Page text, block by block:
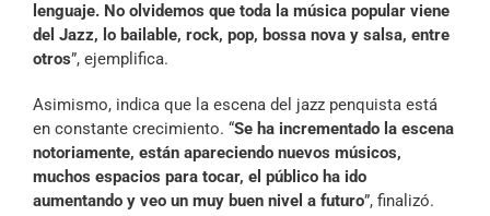
lenguaje. No olvidemos que toda la música popular viene
del Jazz, lo bailable, rock, pop, bossa nova y salsa, entre
otros”, ejemplifica.
Asimismo, indica que la escena del jazz penquista está
en constante crecimiento. “Se ha incrementado la escena
notoriamente, están apareciendo nuevos músicos,
muchos espacios para tocar, el público ha ido
aumentando y veo un muy buen nivel a futuro”, finalizó.